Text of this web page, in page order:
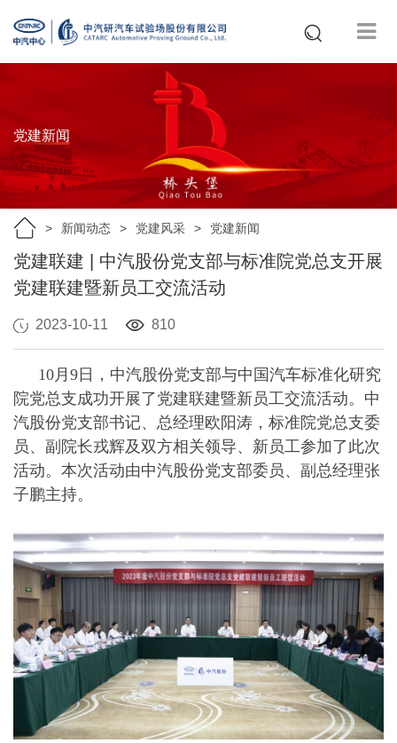
党建新闻
新闻动态 党建风采 党建新闻
党建联建 | 中汽股份党支部与标准院党总支开展
党建联建暨​​新员工交流活动
2023-10-11 810
10月9日，中汽股份党支部与中国汽车标准化研究
院党总支成功开展了党建联建暨新员工交流活动。中
汽股份党支部书记、总经理欧阳涛，标准院党总支委
员、副院长戎辉及双方相关领导、新员工参加了此次
活动。本次活动由中汽股份党支部委员、副总经理张
子鹏主持。